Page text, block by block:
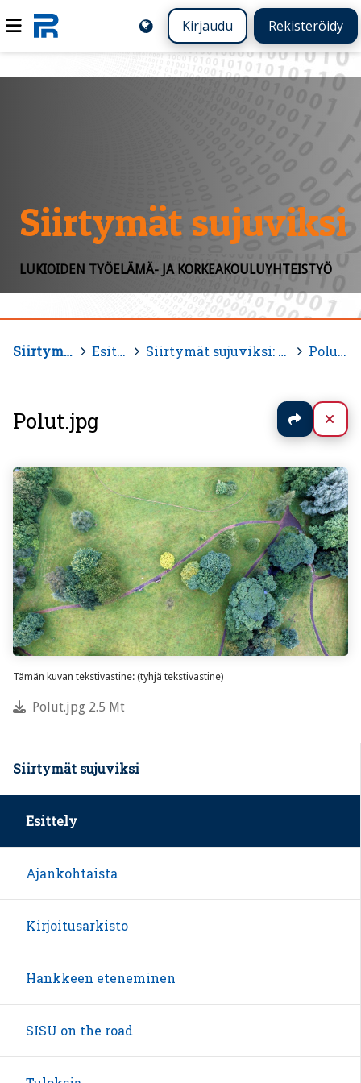
Kirjaudu Rekisteröidy
Siirtymät sujuviksi
LUKIOIDEN TYÖELÄMÄ- JA KORKEAKOULUYHTEISTYÖ
Siirtymät sujuviksi Esittely Siirtymät sujuviksi: mitä hankkeessa tehdään Polut.jpg
Polut.jpg Jaa
Tämän kuvan tekstivastine: (tyhjä tekstivastine)
Polut.jpg 2.5 Mt
Siirtymät sujuviksi
Esittely
Ajankohtaista
Kirjoitusarkisto
Hankkeen eteneminen
SISU on the road